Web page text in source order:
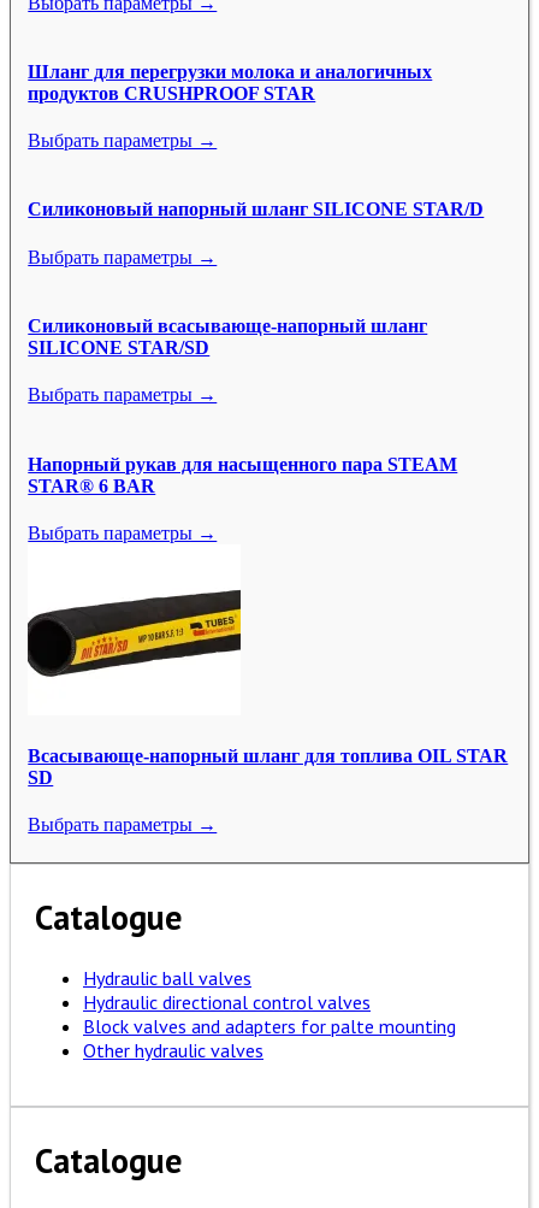
Шланг для перегрузки молока и аналогичных
продуктов CRUSHPROOF STAR
Выбрать параметры →
Силиконовый напорный шланг SILICONE STAR/D
Выбрать параметры →
Силиконовый всасывающе-напорный шланг
SILICONE STAR/SD
Выбрать параметры →
Напорный рукав для насыщенного пара STEAM
STAR® 6 BAR
Выбрать параметры →
Всасывающе-напорный шланг для топлива OIL STAR
SD
Выбрать параметры →
Catalogue
Hydraulic ball valves
Hydraulic directional control valves
Block valves and adapters for palte mounting
Other hydraulic valves
Catalogue